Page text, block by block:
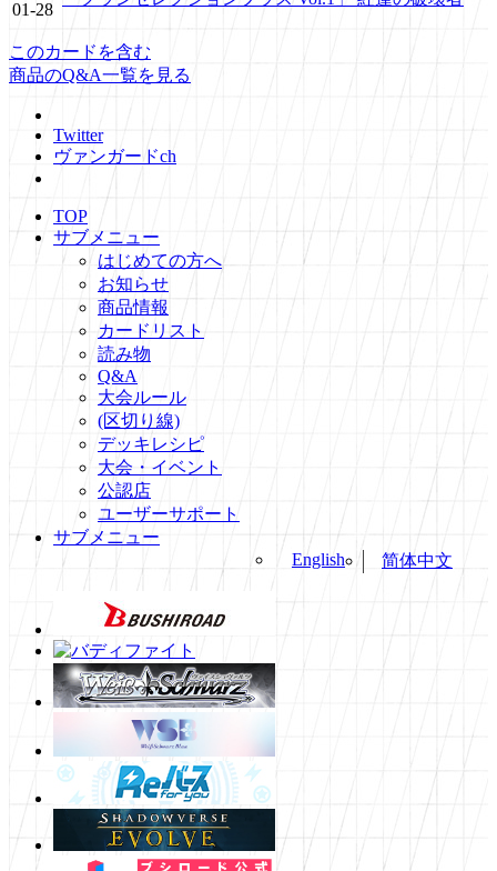
01-28
このカードを含む
商品のQ&A一覧を見る
Twitter
ヴァンガードch
TOP
サブメニュー
はじめての方へ
お知らせ
商品情報
カードリスト
読み物
Q&A
大会ルール
(区切り線)
デッキレシピ
大会・イベント
公認店
ユーザーサポート
サブメニュー
English
简体中文